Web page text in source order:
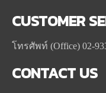
CUSTOMER
โทรศัพท์ (Office) 02-
CONTACTUS